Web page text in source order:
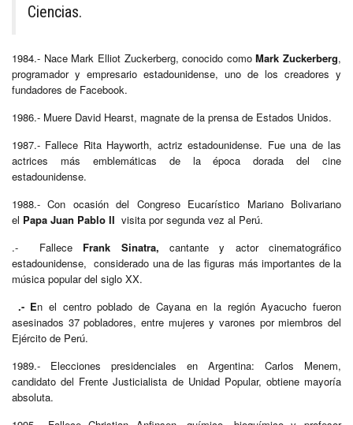
Ciencias.
1984.- Nace Mark Elliot Zuckerberg, conocido comoMark Zuckerberg,
programador y empresario estadounidense, uno de los creadores y
fundadores de Facebook.
1986.- Muere David Hearst, magnate de la prensa de Estados Unidos.
1987.- Fallece Rita Hayworth, actriz estadounidense. Fue una de las
actrices más emblemáticas de la época dorada del cine
estadounidense.
1988.- Con ocasión del Congreso Eucarístico Mariano Bolivariano
el Papa Juan Pablo II visita por segunda vez al Perú.
.- Fallece Frank Sinatra, cantante y actor cinematográfico
estadounidense, ​ considerado una de las figuras más importantes de la
música popular del siglo XX.
.- En el centro poblado de Cayana en la región Ayacucho fueron
asesinados 37 pobladores, entre mujeres y varones por miembros del
Ejército de Perú.
1989.- Elecciones presidenciales en Argentina: Carlos Menem,
candidato del Frente Justicialista de Unidad Popular, obtiene mayoría
absoluta.